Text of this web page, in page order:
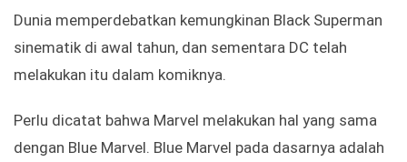
Dunia memperdebatkan kemungkinan Black Superman
sinematik di awal tahun, dan sementara DC telah
melakukan itu dalam komiknya.
Perlu dicatat bahwa Marvel melakukan hal yang sama
dengan Blue Marvel. Blue Marvel pada dasarnya adalah